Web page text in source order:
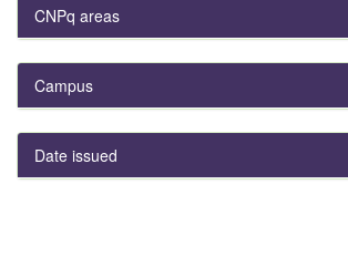
CNPq areas
Campus
Date issued